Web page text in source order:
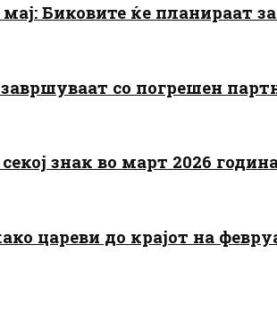
Биковите ќе планираат
со погрешен
знак во март 2026
цареви до крајот на